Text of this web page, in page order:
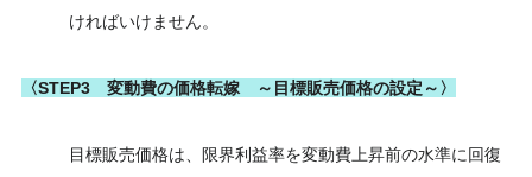
ければいけません。
〈STEP3 変動費の価格転嫁 ～目標販売価格の設定～〉
目標販売価格は、限界利益率を変動費上昇前の水準に回復